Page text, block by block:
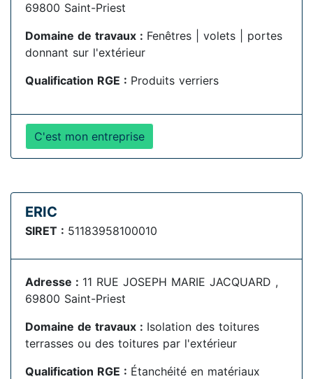
69800 Saint-Priest
Domaine de travaux : Fenêtres | volets | portes
donnant sur l'extérieur
Qualification RGE : Produits verriers
C'est mon entreprise
ERIC
SIRET : 51183958100010
Adresse : 11 RUE JOSEPH MARIE JACQUARD ,
69800 Saint-Priest
Domaine de travaux : Isolation des toitures
terrasses ou des toitures par l'extérieur
Qualification RGE : Étanchéité en matériaux